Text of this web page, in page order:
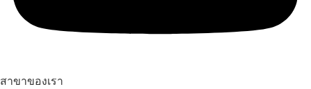
สาขาของเรา